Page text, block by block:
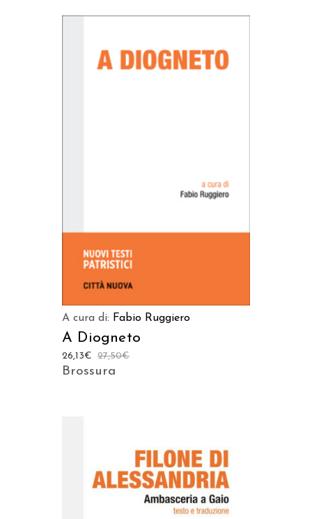
A cura di: Fabio Ruggiero
A Diogneto
27,50€
26,13€
Brossura